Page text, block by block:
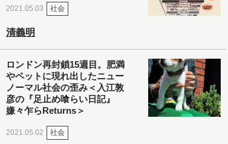
2021.05.03 社会
清義明
ロンドン再封鎖15週目。肥満
やペットに現れ出したニュー
ノーマル社会の歪み＜入江敦
彦の『足止め喰らい日記』
嫌々乍らReturns＞
2021.05.02 社会